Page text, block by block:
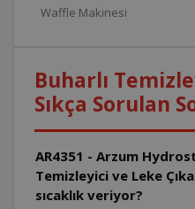
Waffle Makinesi
Buharlı
Sıkça Sorulan
AR4351 - Arzum
Temizleyici ve Leke
sıcaklık veriyor?